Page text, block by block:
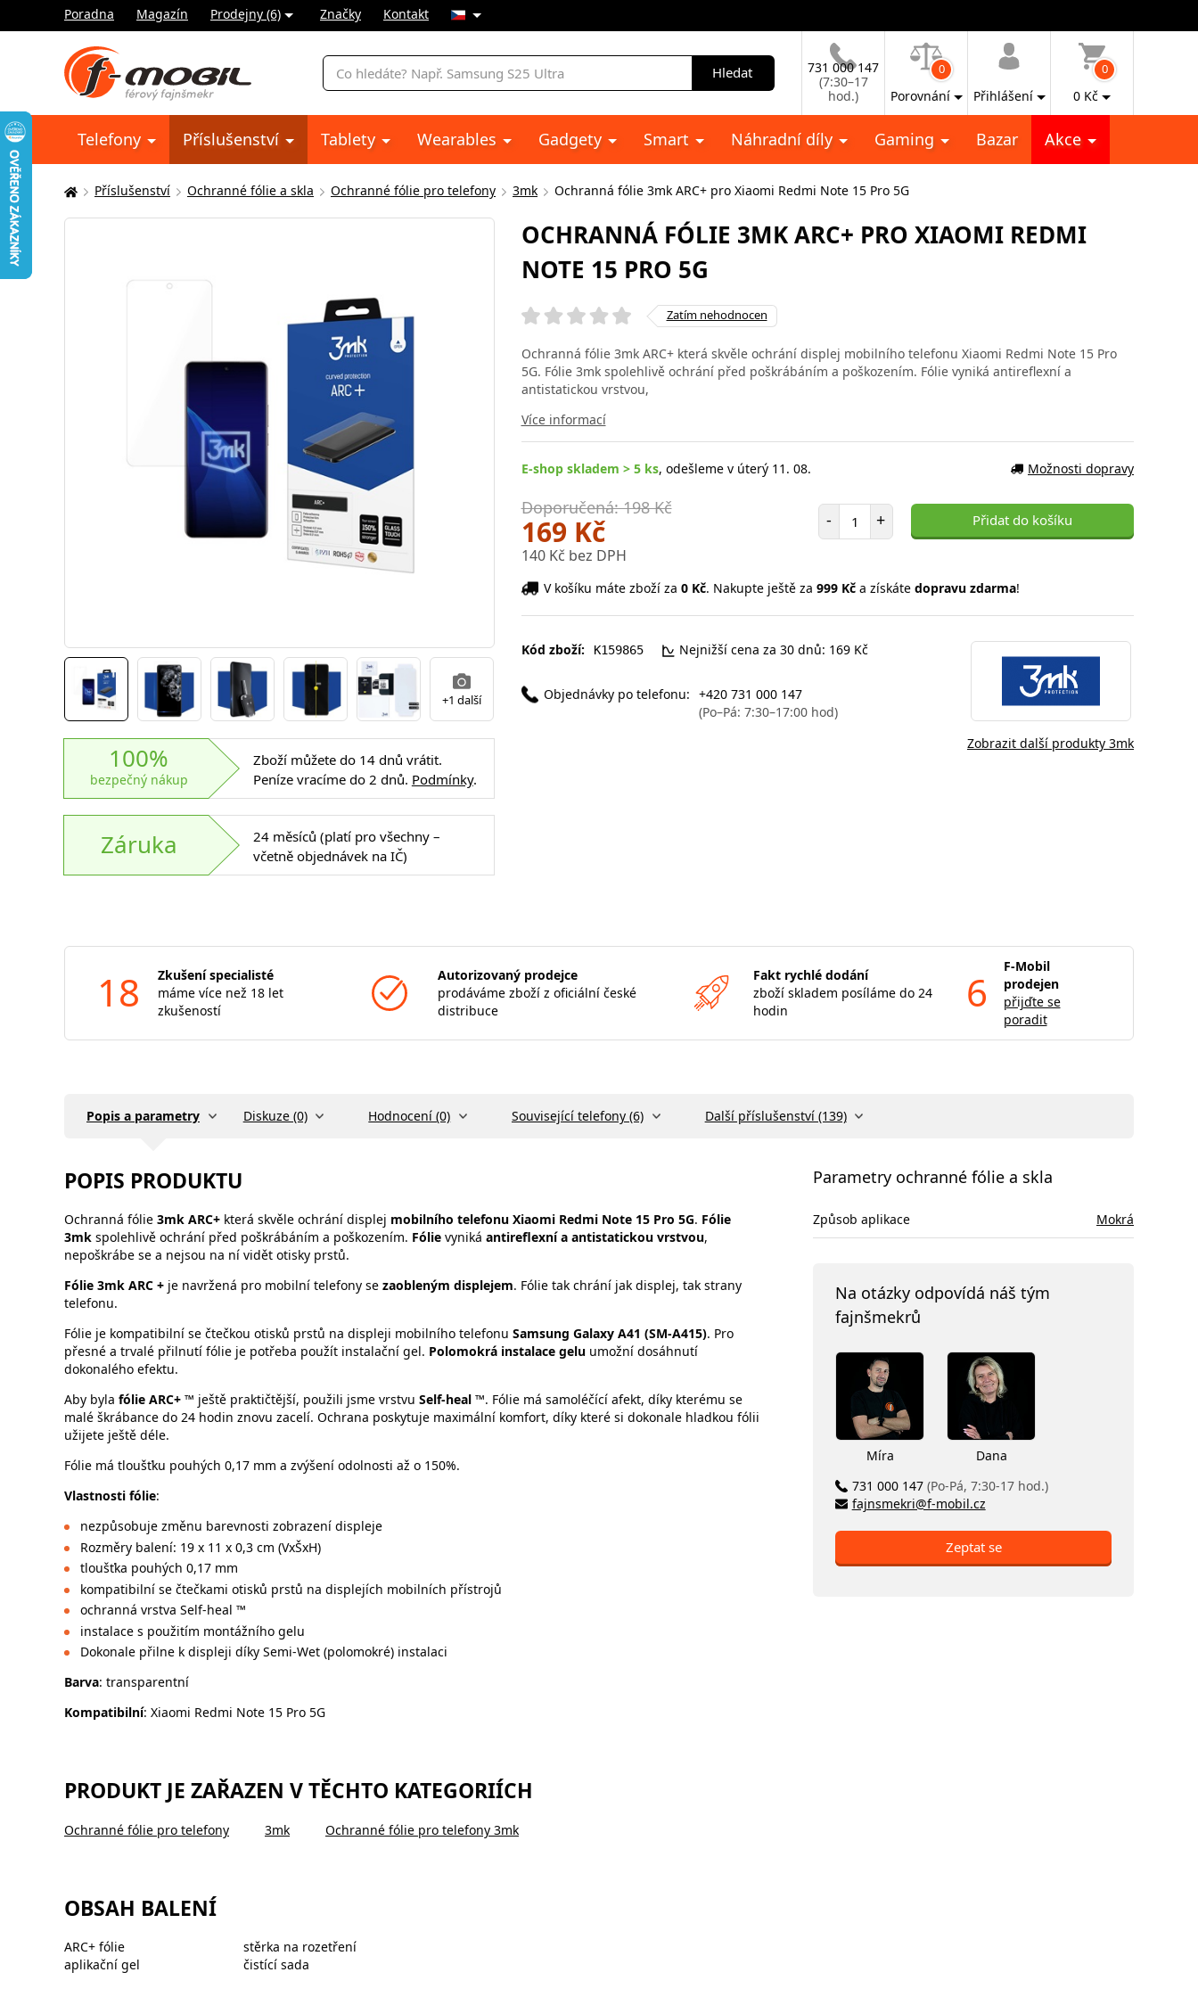
Poradna Magazín Prodejny (6) Značky Kontakt
Vyhledávání
Hledat
731 000 147
(7:30–17
hod.)
0
Porovnání Přihlášení
0
0 Kč
Telefony Příslušenství Tablety Wearables Gadgety Smart Náhradní díly Gaming Bazar Akce
Zde
se
Příslušenství Ochranné fólie a skla Ochranné fólie pro telefony 3mk Ochranná fólie 3mk ARC+ pro Xiaomi Redmi Note 15 Pro 5G
+1 další
100%
bezpečný nákup
Zboží můžete do 14 dnů vrátit.
Peníze vracíme do 2 dnů. Podmínky.
Záruka
24 měsíců (platí pro všechny –
včetně objednávek na IČ)
OCHRANNÁ FÓLIE 3MK ARC+ PRO XIAOMI REDMI
NOTE 15 PRO 5G
Zatím nehodnocen
Ochranná fólie 3mk ARC+ která skvěle ochrání displej mobilního telefonu Xiaomi Redmi Note 15 Pro
5G. Fólie 3mk spolehlivě ochrání před poškrábáním a poškozením. Fólie vyniká antireflexní a
antistatickou vrstvou,
Více informací
E-shop skladem > 5 ks, odešleme v úterý 11. 08. Možnosti dopravy
Doporučená: 198 Kč
169 Kč
140 Kč bez DPH
- Počet položek
+ Přidat do košíku
V košíku máte zboží za 0 Kč. Nakupte ještě za 999 Kča získáte dopravu zdarma!
Kód zboží: K159865 Nejnižší cena za 30 dnů: 169 Kč
Objednávky po telefonu: +420 731 000 147
(Po–Pá: 7:30–17:00 hod)
Zobrazit další produkty 3mk
18
Zkušení specialisté
máme více než 18 let
zkušeností
Autorizovaný prodejce
prodáváme zboží z oficiální české
distribuce
Fakt rychlé dodání
zboží skladem posíláme do 24
hodin
6
F-Mobil
prodejen
přijďte se
poradit
Popis a parametry Diskuze (0) Hodnocení (0) Související telefony (6) Další příslušenství (139)
POPIS PRODUKTU
Ochranná fólie 3mk ARC+ která skvěle ochrání displej mobilního telefonu Xiaomi Redmi Note 15 Pro 5G. Fólie
3mk spolehlivě ochrání před poškrábáním a poškozením. Fólie vyniká antireflexní a antistatickou vrstvou,
nepoškrábe se a nejsou na ní vidět otisky prstů.
Fólie 3mk ARC + je navržená pro mobilní telefony se zaobleným displejem. Fólie tak chrání jak displej, tak strany
telefonu.
Fólie je kompatibilní se čtečkou otisků prstů na displeji mobilního telefonu Samsung Galaxy A41 (SM-A415). Pro
přesné a trvalé přilnutí fólie je potřeba použít instalační gel. Polomokrá instalace gelu umožní dosáhnutí
dokonalého efektu.
Aby byla fólie ARC+ ™ ještě praktičtější, použili jsme vrstvu Self-heal ™. Fólie má samoléčící afekt, díky kterému se
malé škrábance do 24 hodin znovu zacelí. Ochrana poskytuje maximální komfort, díky které si dokonale hladkou fólii
užijete ještě déle.
Fólie má tloušťku pouhých 0,17 mm a zvýšení odolnosti až o 150%.
Vlastnosti fólie:
nezpůsobuje změnu barevnosti zobrazení displeje
Rozměry balení: 19 x 11 x 0,3 cm (VxŠxH)
tloušťka pouhých 0,17 mm
kompatibilní se čtečkami otisků prstů na displejích mobilních přístrojů
ochranná vrstva Self-heal ™
instalace s použitím montážního gelu
Dokonale přilne k displeji díky Semi-Wet (polomokré) instalaci
Barva: transparentní
Kompatibilní: Xiaomi Redmi Note 15 Pro 5G
PRODUKT JE ZAŘAZEN V TĚCHTO KATEGORIÍCH
Ochranné fólie pro telefony 3mk Ochranné fólie pro telefony 3mk
OBSAH BALENÍ
ARC+ fólie
aplikační gel
stěrka na rozetření
čistící sada
Parametry ochranné fólie a skla
Způsob aplikace Mokrá
Na otázky odpovídá náš tým
fajnšmekrů
Míra
Dana
731 000 147 (Po-Pá, 7:30-17 hod.)
fajnsmekri@f-mobil.cz
Zeptat se